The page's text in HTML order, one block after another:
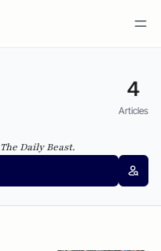
4
Articles
The Daily Beast.